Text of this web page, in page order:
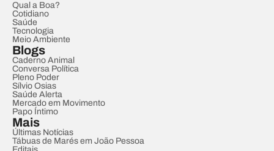
Qual a Boa?
Cotidiano
Saúde
Tecnologia
Meio Ambiente
Blogs
Caderno Animal
Conversa Política
Pleno Poder
Sílvio Osias
Saúde Alerta
Mercado em Movimento
Papo Íntimo
Mais
Últimas Notícias
Tábuas de Marés em João Pessoa